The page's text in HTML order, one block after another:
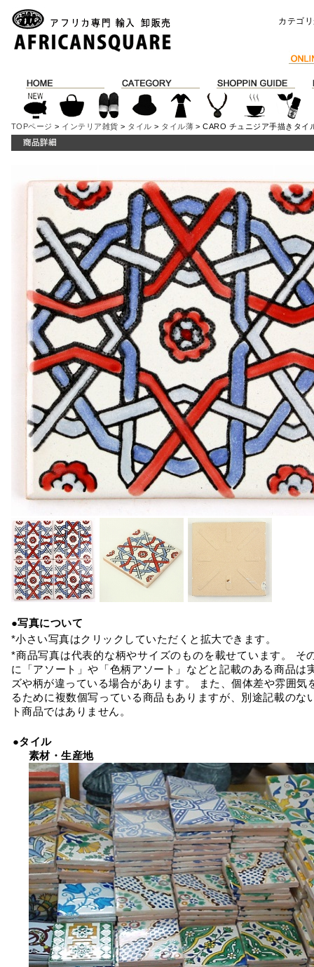
カテゴ
TOPページ > インテリア雑貨 > タイル > タイル薄 > CARO チュニジア手描きタ
●写真について
*小さい写真はクリックしていただくと拡大できます。
*商品写真は代表的な柄やサイズのものを載せています。 そ
に「アソート」や「色柄アソート」などと記載のある商品は
ズや柄が違っている場合があります。 また、個体差や雰囲気
るために複数個写っている商品もありますが、別途記載のな
ト商品ではありません。
●タイル
素材・生産地